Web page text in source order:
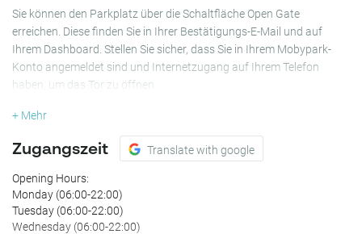
Warum bei Hondiuslaan Papendorp parken?
Gesicherter Parkplatz bei Reservierung über Mobypark.
Erschwingliche Parkgebühren.
Überdachtes Parken.
Ihren Platz bei Mobypark und genießen Sie stressfreies Parken in
Utrecht!
Sie können den Parkplatz über die Schaltfläche Open Gate
erreichen. Diese finden Sie in Ihrer Bestätigungs-E-Mail und auf
Ihrem Dashboard. Stellen Sie sicher, dass Sie in Ihrem Mobypark-
Konto angemeldet sind und Internetzugang auf Ihrem Telefon
haben, um das Tor zu öffnen.
+ Mehr
Zugangszeit Translate with google
Opening Hours:
Monday (06:00-22:00)
Tuesday (06:00-22:00)
Wednesday (06:00-22:00)